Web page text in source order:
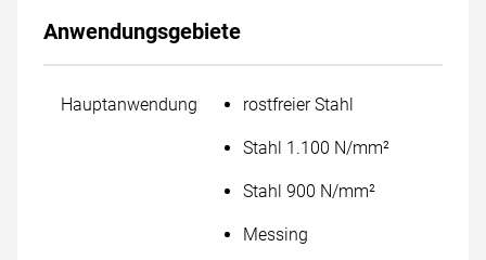
Anwendungsgebiete
Hauptanwendung rostfreier Stahl
Stahl 1.100 N/mm²
Stahl 900 N/mm²
Messing